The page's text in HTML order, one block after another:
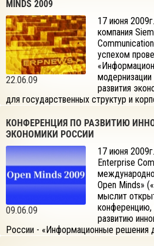
Communications».
MINDS 2009
22.06.09
17 июня
компания
успехом
модернизации
развития
для государственных структур и
Мероприятие носило характер
представителей органов
интересующихся – всех, «кто мыслит
КОНФЕРЕНЦИЯ ПО РАЗВИТИЮ
ЭКОНОМИКИ РОССИИ
09.06.09
17 июня
Enterprise
Open Minds»
мыслит
развитию
России - «Информационные решения